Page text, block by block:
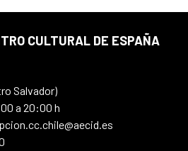
CULTURAL DE ESPAÑA
Salvador)
a 20:00 h